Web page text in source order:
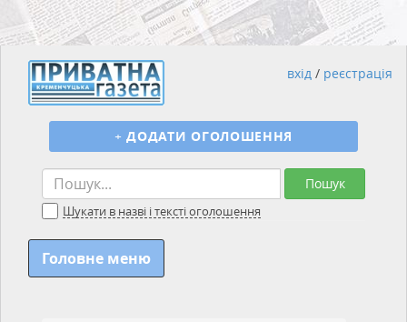
Пошук
Шукати в назві і тексті оголошення
+ ДОДАТИ ОГОЛОШЕННЯ
вхід / реєстрація
Головне меню